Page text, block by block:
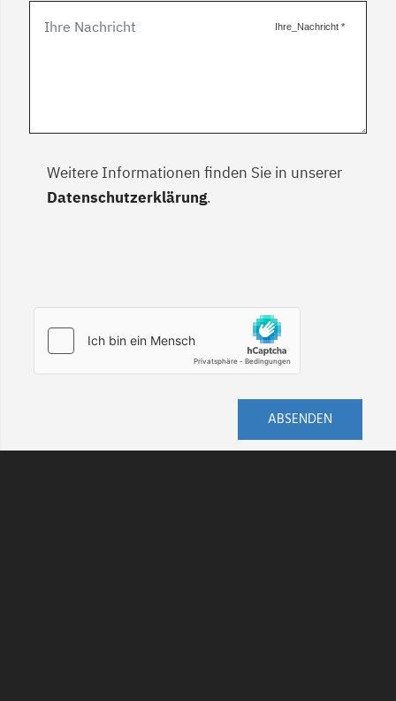
Ihre_Nachricht *
Weitere Informationen finden Sie in unserer
Datenschutzerklärung.
ABSENDEN